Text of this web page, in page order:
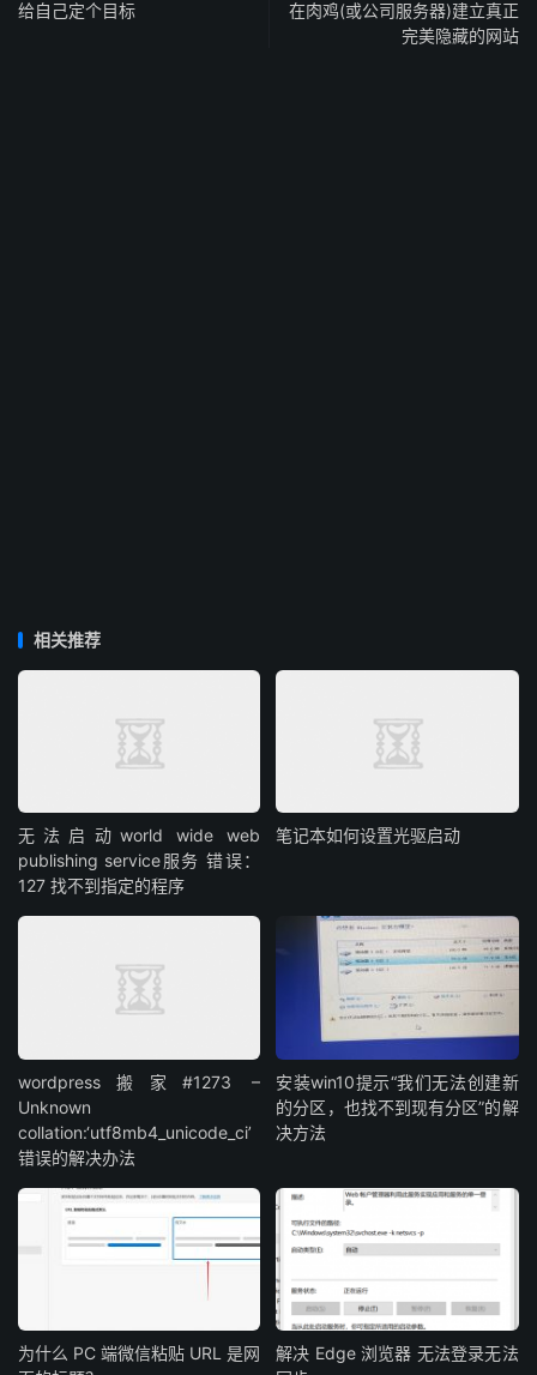
给自己定个目标
在肉鸡(或公司服务器)建立真正
完美隐藏的网站
相关推荐
无法启动world wide web
publishing service服务 错误：
127 找不到指定的程序
笔记本如何设置光驱启动
wordpress搬家#1273 –
Unknown
collation:‘utf8mb4_unicode_ci’
错误的解决办法
安装win10提示“我们无法创建新
的分区，也找不到现有分区”的解
决方法
为什么 PC 端微信粘贴 URL 是网
解决 Edge 浏览器 无法登录无法